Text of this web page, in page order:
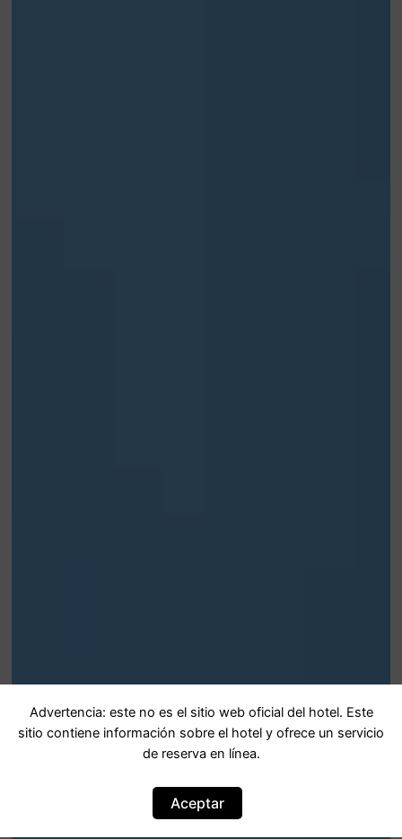
Advertencia: este no es el sitio web oficial del hotel. Este
sitio contiene información sobre el hotel y ofrece un servicio
de reserva en línea.
Aceptar